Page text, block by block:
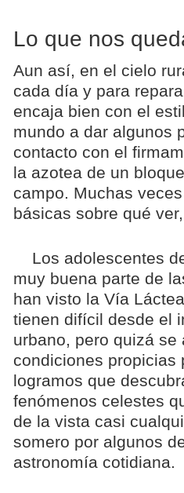
Lo que nos
Aun así, en el cielo
cada día y para
encaja bien con el
mundo a dar algunos
contacto con el
la azotea de un
campo. Muchas
básicas sobre qué
Los adolescentes
muy buena parte de
han visto la Vía
tienen difícil desde el
urbano, pero quizá
condiciones propicias
logramos que
fenómenos celestes
de la vista casi
somero por algunos
astronomía cotidiana.